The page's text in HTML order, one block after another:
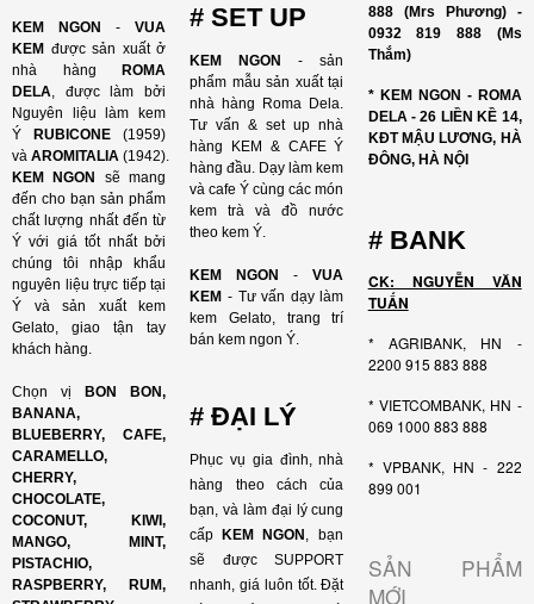
KEM NGON - VUA
KEM được sản xuất ở
nhà hàng ROMA
DELA , được làm bởi
Nguyên liệu làm kem
Ý RUBICONE (1959)
và AROMITALIA (1942).
KEM NGON sẽ mang
đến cho bạn sản phẩm
chất lượng nhất đến từ
Ý với giá tốt nhất bởi
chúng tôi nhập khẩu
nguyên liệu trực tiếp tại
Ý và sản xuất kem
Gelato, giao tận tay
khách hàng.
Chọn vị BON BON,
BANANA,
BLUEBERRY, CAFE,
CARAMELLO,
CHERRY,
CHOCOLATE,
COCONUT, KIWI,
MANGO, MINT,
PISTACHIO,
RASPBERRY, RUM,
# SET UP
KEM NGON - sản
phẩm mẫu sản xuất tại
nhà hàng Roma Dela.
Tư vấn & set up nhà
hàng KEM & CAFE Ý
hàng đầu. Dạy làm kem
và cafe Ý cùng các món
kem trà và đồ nước
theo kem Ý.
KEM NGON-VUA
KEM - Tư vấn dạy làm
kem Gelato, trang trí
bán kem ngon Ý.
# ĐẠI LÝ
Phục vụ gia đình, nhà
hàng theo cách của
bạn, và làm đại lý cung
cấpKEM NGON , bạn
sẽ được SUPPORT
nhanh, giá luôn tốt. Đặt
888 (Mrs Phương) -
0932 819 888 (Ms
Thắm)
* KEM NGON - ROMA
DELA - 26 LIỀN KỀ 14,
KĐT MẬU LƯƠNG, HÀ
ĐÔNG, HÀ NỘI
# BANK
CK: NGUYỄN VĂN
TUẤN
* AGRIBANK, HN -
2200 915 883 888
* VIETCOMBANK, HN -
069 1000 883 888
* VPBANK, HN - 222
899 001
SẢN PHẨM
MỚI